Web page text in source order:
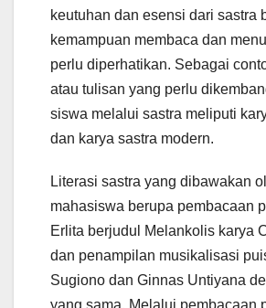
keutuhan dan esensi dari sastra
kemampuan membaca dan
perlu diperhatikan. Sebagai
atau tulisan yang perlu
siswa melalui sastra meliputi
dan karya sastra modern.
Literasi sastra yang dibawakan
mahasiswa berupa pembacaan
Erlita berjudul Melankolis karya
dan penampilan musikalisasi
Sugiono dan Ginnas Untiyana
yang sama. Melalui pembacaan